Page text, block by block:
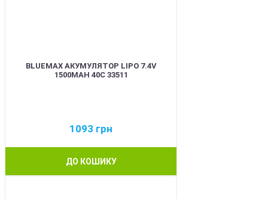
BLUEMAX АКУМУЛЯТОР LIPO 7.4V
1500MAH 40C 33511
1093 грн
ДО КОШИКУ